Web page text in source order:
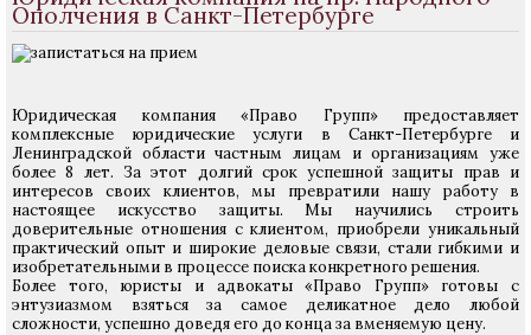
Ополчения в Санкт-Петербурге
Юридическая компания «Право Групп» предоставляет
комплексные юридические услуги в Санкт-Петербурге и
Ленинградской области частным лицам и организациям уже
более 8 лет. За этот долгий срок успешной защиты прав и
интересов своих клиентов, мы превратили нашу работу в
настоящее искусство защиты. Мы научились строить
доверительные отношения с клиентом, приобрели уникальный
практический опыт и широкие деловые связи, стали гибкими и
изобретательными в процессе поиска конкретного решения.
Более того, юристы и адвокаты «Право Групп» готовы с
энтузиазмом взяться за самое деликатное дело любой
сложности, успешно доведя его до конца за вменяемую цену.